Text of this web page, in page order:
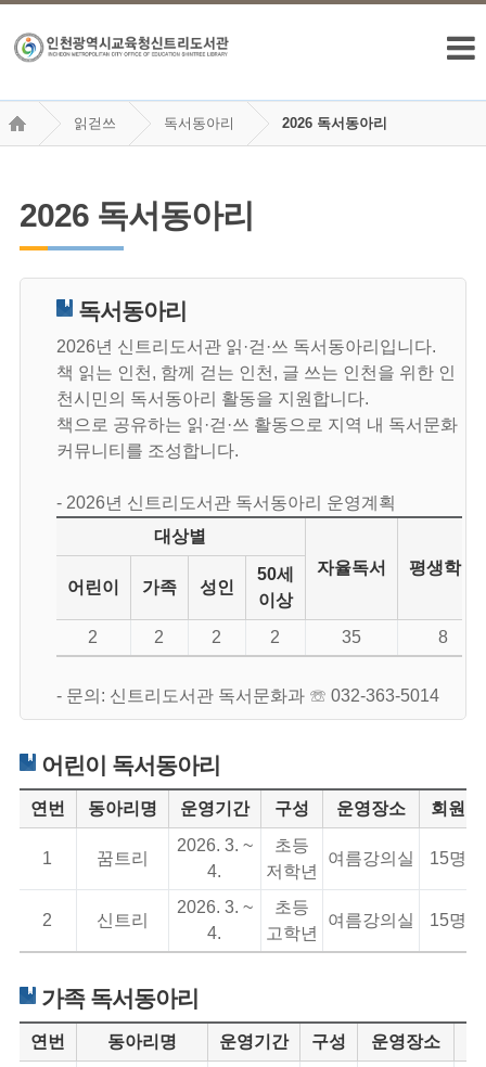
읽걷쓰 독서동아리 2026 독서동아리
2026 독서동아리
독서동아리
2026년 신트리도서관 읽·걷·쓰 독서동아리입니다.
책 읽는 인천, 함께 걷는 인천, 글 쓰는 인천을 위한 인
천시민의 독서동아리 활동을 지원합니다.
책으로 공유하는 읽·걷·쓰 활동으로 지역 내 독서문화
커뮤니티를 조성합니다.
- 2026년 신트리도서관 독서동아리 운영계획
대상별
자율독서
평생학습
어린이
가족 성인
50세
이상
2
2 2 2 35 8
- 문의: 신트리도서관 독서문화과 ☏ 032-363-5014
어린이 독서동아리
연번 동아리명 운영기간 구성 운영장소 회원
1 꿈트리
2026. 3. ~
4.
초등
저학년
여름강의실 15명
2 신트리
2026. 3. ~
4.
초등
고학년
여름강의실 15명
가족 독서동아리
연번 동아리명 운영기간 구성 운영장소